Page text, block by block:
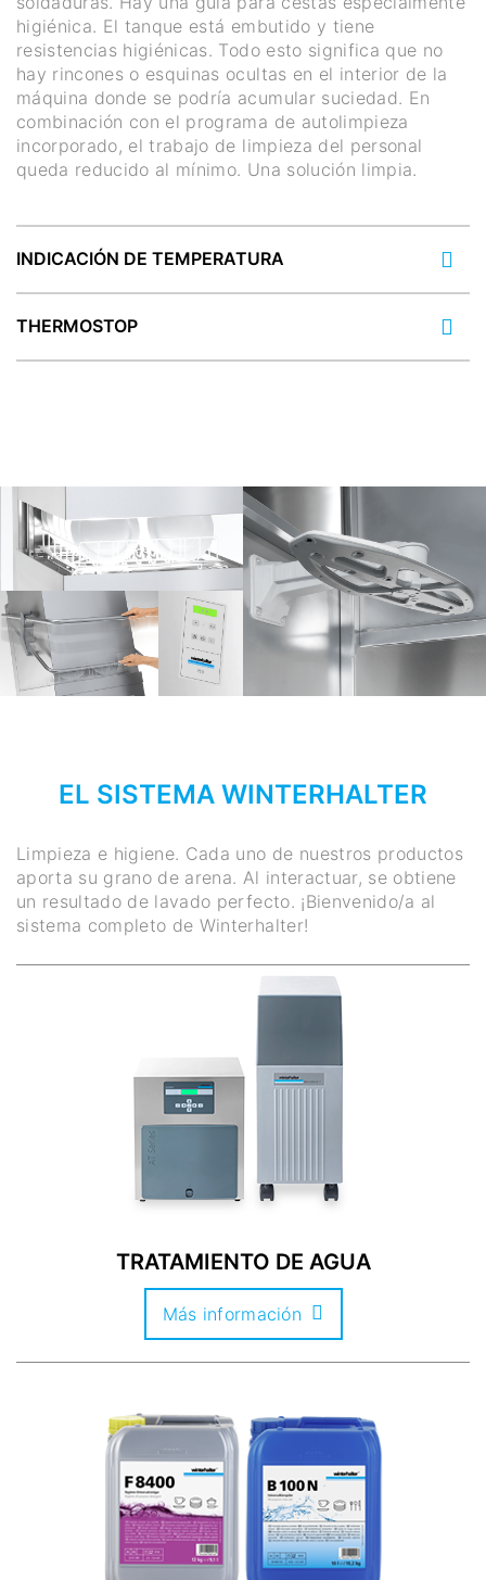
higiénica. El tanque está embutido y tiene
resistencias higiénicas. Todo esto significa que no
hay rincones o esquinas ocultas en el interior de la
máquina donde se podría acumular suciedad. En
combinación con el programa de autolimpieza
incorporado, el trabajo de limpieza del personal
queda reducido al mínimo. Una solución limpia.
INDICACIÓN DE TEMPERATURA
THERMOSTOP
EL SISTEMA WINTERHALTER
Limpieza e higiene. Cada uno de nuestros productos
aporta su grano de arena. Al interactuar, se obtiene
un resultado de lavado perfecto. ¡Bienvenido/a al
sistema completo de Winterhalter!
TRATAMIENTO DE AGUA
Más información